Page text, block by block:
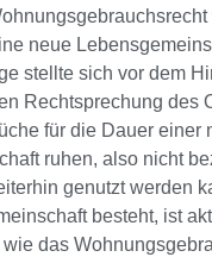
neue
stellte sich vor dem
Rechtsprechung des
für die Dauer einer
ruhen, also nicht
genutzt werden
besteht, ist
das